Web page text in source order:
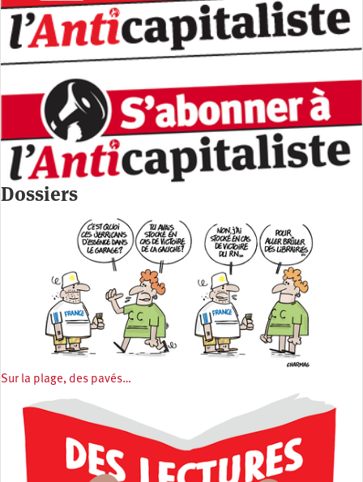
Dossiers
Sur la plage, des pavés…